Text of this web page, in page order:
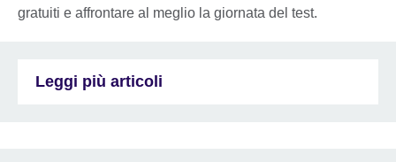
gratuiti e affrontare al meglio la giornata del test.
Leggi più articoli